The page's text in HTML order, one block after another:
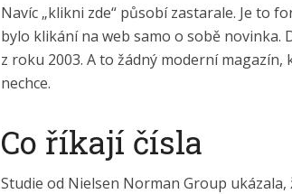
Navíc „klikni zde“ působí zastarale. Je to
bylo klikání na web samo o sobě novinka.
z roku 2003. A to žádný moderní magazín,
nechce.
Co říkají čísla
Studie od Nielsen Norman Group